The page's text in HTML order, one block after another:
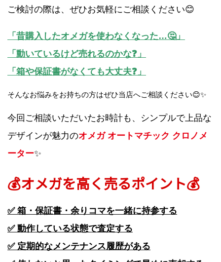
ご検討の際は、ぜひお気軽にご相談ください😊
「昔購入したオメガを使わなくなった…🤔」
「動いているけど売れるのかな❓」
「箱や保証書がなくても大丈夫❓」
そんなお悩みをお持ちの方はぜひ当店へご相談ください😊✨
今回ご相談いただいたお時計も、シンプルで上品な
デザインが魅力のオメガ オートマチック クロノメ
ーター✨
💰オメガを高く売るポイント💰
✅ 箱・保証書・余りコマを一緒に持参する
✅ 動作している状態で査定する
✅ 定期的なメンテナンス履歴がある